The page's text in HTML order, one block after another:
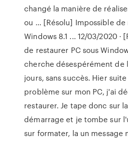
changé la manière de
ou … [Résolu] Impossible de
Windows 8.1 ... 12/03/2020 ·
de restaurer PC sous
cherche désespérément de
jours, sans succès. Hier
problème sur mon PC, j'ai
restaurer. Je tape donc sur
démarrage et je tombe sur
sur formater, la un message